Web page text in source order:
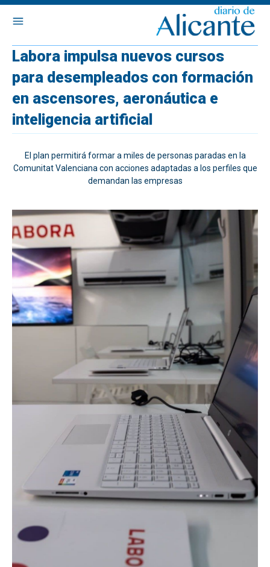
Labora impulsa nuevos cursos
para desempleados con formación
en ascensores, aeronáutica e
inteligencia artificial
El plan permitirá formar a miles de personas paradas en la
Comunitat Valenciana con acciones adaptadas a los perfiles que
demandan las empresas